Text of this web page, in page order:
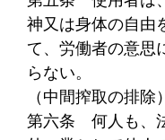
神又は身体の自由
て、労働者の意思
らない。
（中間搾取の排除）
第六条 何人も、